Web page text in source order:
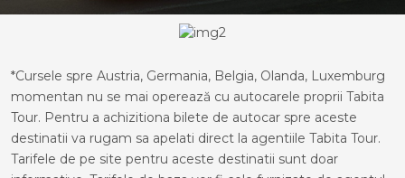
*Cursele spre Austria, Germania, Belgia, Olanda, Luxemburg
momentan nu se mai operează cu autocarele proprii Tabita
Tour. Pentru a achizitiona bilete de autocar spre aceste
destinatii va rugam sa apelati direct la agentiile Tabita Tour.
Tarifele de pe site pentru aceste destinatii sunt doar